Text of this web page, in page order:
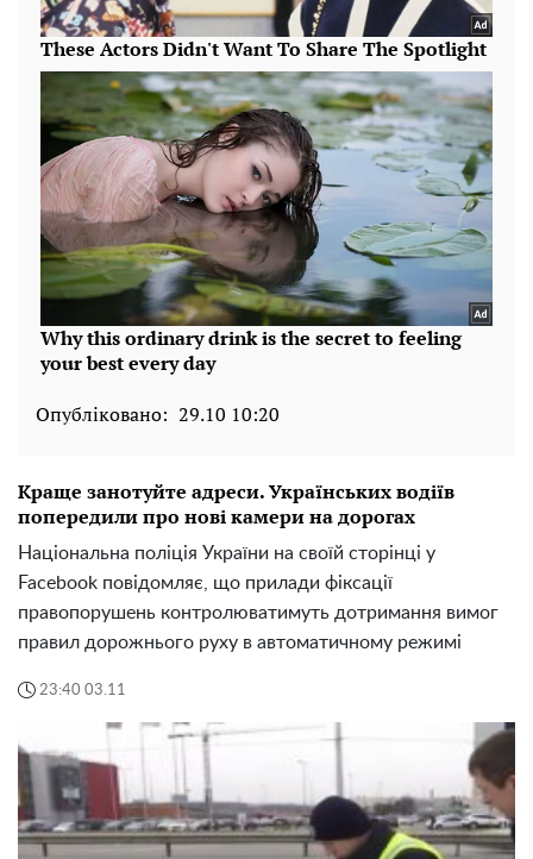
Опубліковано: 29.10 10:20
Краще занотуйте адреси. Українських водіїв
попередили про нові камери на дорогах
Національна поліція України на своїй сторінці у
Facebook повідомляє, що прилади фіксації
правопорушень контролюватимуть дотримання вимог
правил дорожнього руху в автоматичному режимі
23:40 03.11